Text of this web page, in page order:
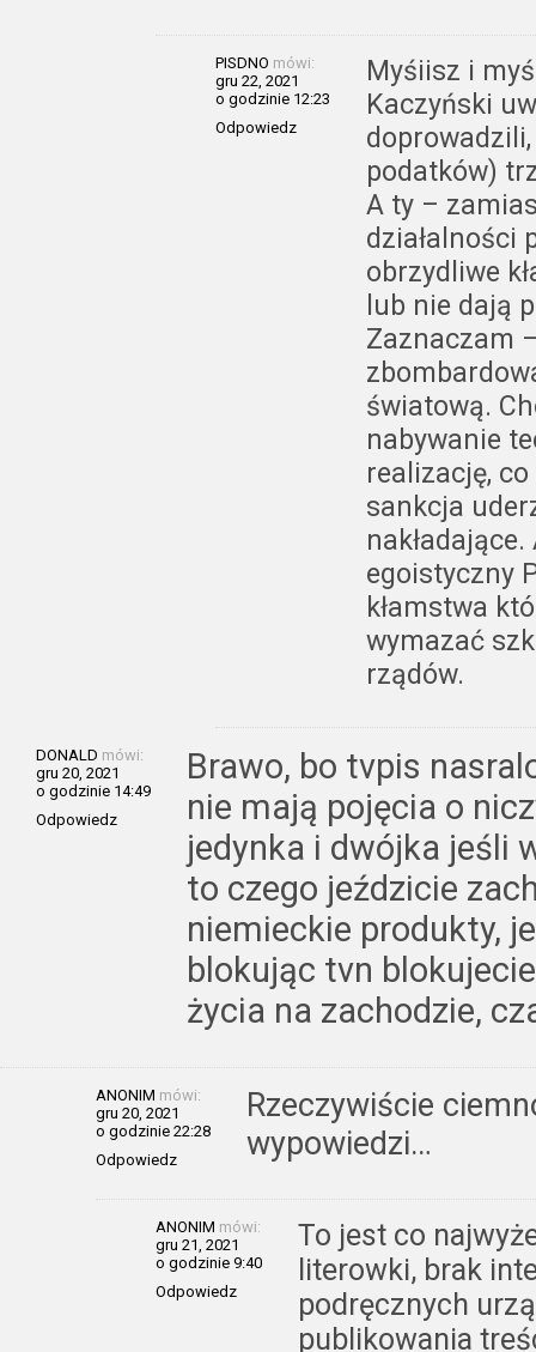
PISDNO mówi:
gru 22, 2021
o godzinie 12:23
Odpowiedz
Myśiisz i
Kaczyński
podatków)
A ty –
działalności
obrzydliwe
lub nie dają
Zaznaczam
światową.
nabywanie
realizację,
sankcja
egoistyczny
kłamstwa
wymazać
rządów.
DONALD mówi:
gru 20, 2021
o godzinie 14:49
Odpowiedz
Brawo, bo tvpis
nie mają pojęcia o
jedynka i dwójka jeśli
to czego jeździcie
niemieckie produkty,
blokując tvn
życia na zachodzie,
ANONIM mówi:
gru 20, 2021
o godzinie 22:28
Odpowiedz
Rzeczywiście
wypowiedzi…
ANONIM mówi:
gru 21, 2021
o godzinie 9:40
Odpowiedz
To jest co
literowki, brak
podręcznych
publikowania